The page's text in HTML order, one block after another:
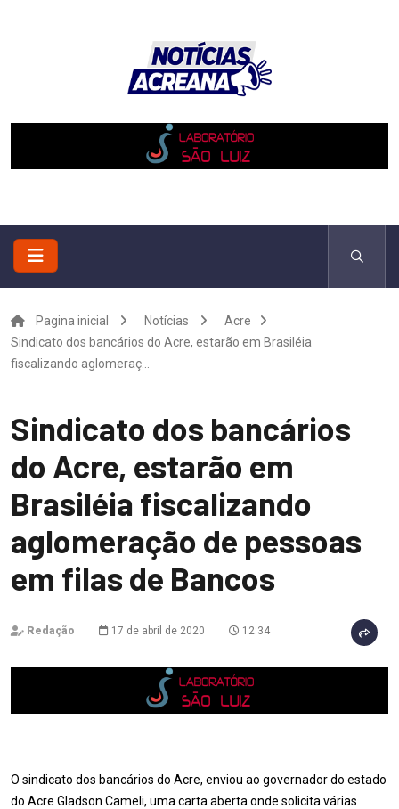
Pagina inicial Notícias
Acre
Sindicato dos bancários do Acre, estarão em Brasiléia
fiscalizando aglomeraç...
Sindicato dos bancários
do Acre, estarão em
Brasiléia fiscalizando
aglomeração de pessoas
em filas de Bancos
Redação 17 de abril de 2020 12:34
O sindicato dos bancários do Acre, enviou ao governador do estado
do Acre Gladson Cameli, uma carta aberta onde solicita várias